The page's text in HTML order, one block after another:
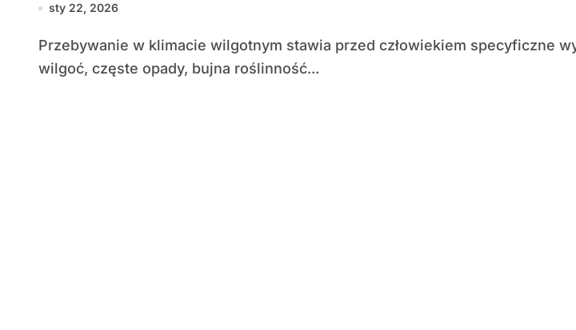
sty 22, 2026
Przebywanie w klimacie wilgotnym stawia przed człowiekiem specyficzne wyzwania: stała
wilgoć, częste opady, bujna roślinność...